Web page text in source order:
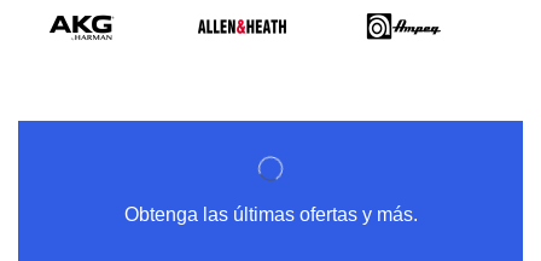
Obtenga las últimas ofertas y más.